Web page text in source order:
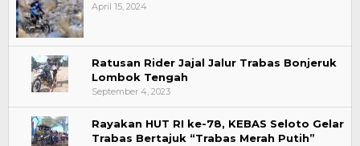
April 15, 2024
Ratusan Rider Jajal Jalur Trabas Bonjeruk
Lombok Tengah
September 4, 2023
Rayakan HUT RI ke-78, KEBAS Seloto Gelar
Trabas Bertajuk “Trabas Merah Putih”